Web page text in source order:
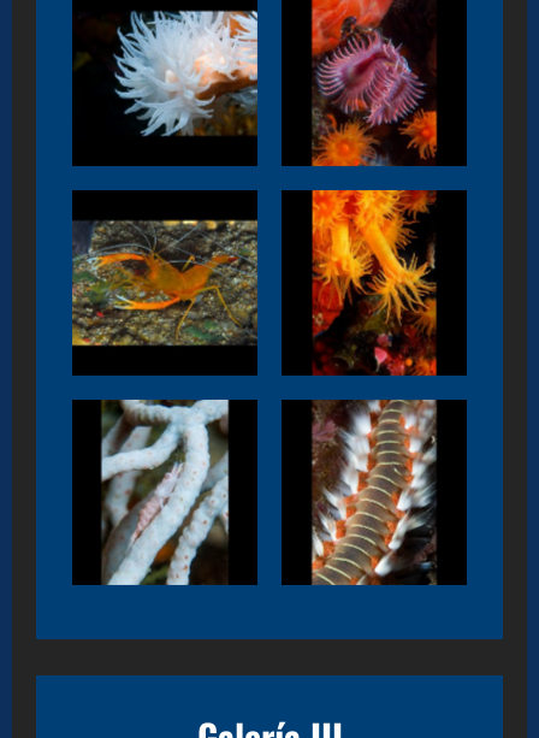
Dendrofphyllia
ramea
Serpula
vermicularis
Stenopus
spinosus
Astroides
calycularis
Balssia gassti
Hermodice
carunculata